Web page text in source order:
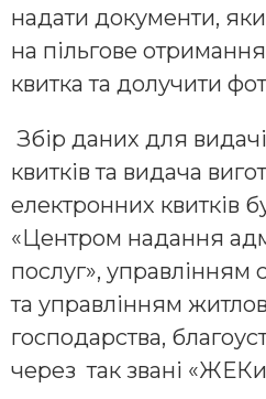
надати документи,
на пільгове
квитка та долучити
Збір даних для
квитків та видача
електронних квитків
«Центром надання
послуг», управлінням
та управлінням
господарства,
через так звані